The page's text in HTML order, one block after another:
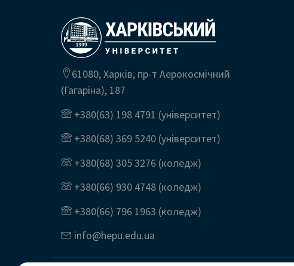
61080, Харків, пр-т Аерокосмічний
(Гагаріна), 187
+380(63) 198 4791 (університет)
+380(68) 369 5240 (університет)
+380(68) 305 3276 (коледж)
+380(66) 930 4748 (коледж)
+380(66) 796 1963 (коледж)
info@hepu.edu.ua